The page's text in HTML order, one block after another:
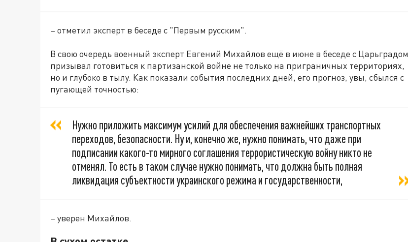
– отметил эксперт в беседе с "Первым русским".
В свою очередь военный эксперт Евгений Михайлов ещё в июне в беседе с Царьградом
призывал готовиться к партизанской войне не только на приграничных территориях,
но и глубоко в тылу. Как показали события последних дней, его прогноз, увы, сбылся с
пугающей точностью:
Нужно приложить максимум усилий для обеспечения важнейших транспортных
переходов, безопасности. Ну и, конечно же, нужно понимать, что даже при
подписании какого-то мирного соглашения террористическую войну никто не
отменял. То есть в таком случае нужно понимать, что должна быть полная
ликвидация субъектности украинского режима и государственности,
– уверен Михайлов.